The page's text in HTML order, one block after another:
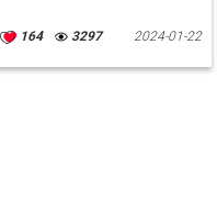
164 3297 2024-01-22